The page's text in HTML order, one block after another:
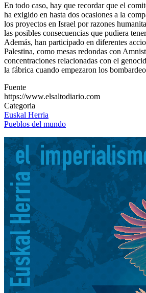
En todo caso, hay que recordar que el
ha exigido en hasta dos ocasiones a la
los proyectos en Israel por razones
las posibles consecuencias que pudiera
Además, han participado en diferentes
Palestina, como mesas redondas con
concentraciones relacionadas con el
la fábrica cuando empezaron los
Fuente
https://www.elsaltodiario.com
Categoria
Euskal Herria
Pueblos del mundo